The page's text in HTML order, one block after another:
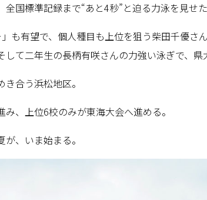
国標準記録まで“あと4秒”と迫る力泳を見せた
」も有望で、個人種目も上位を狙う柴田千優さ
て二年生の長柄有咲さんの力強い泳ぎで、県
合う浜松地区。
、上位6校のみが東海大会へ進める。
、いま始まる。